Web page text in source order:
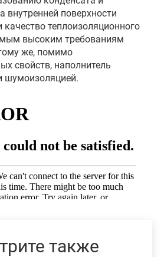
внутренней поверхности
теплоизоляционного
высоким требованиям
же, помимо
свойств, наполнитель
шумоизоляцией.
также